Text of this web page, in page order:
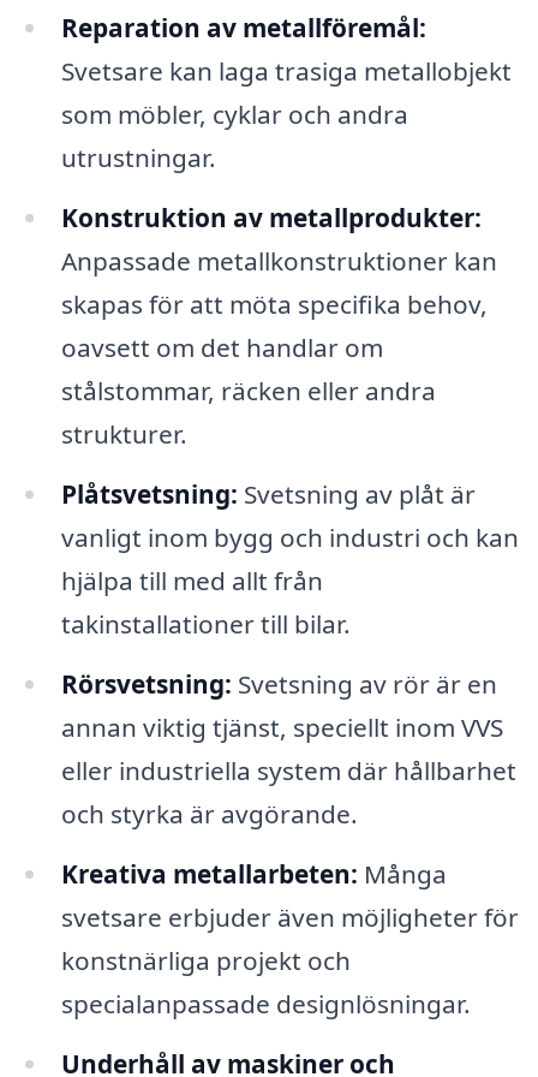
Reparation av metallföremål:
Svetsare kan laga trasiga metallobjekt
som möbler, cyklar och andra
utrustningar.
Konstruktion av metallprodukter:
Anpassade metallkonstruktioner kan
skapas för att möta specifika behov,
oavsett om det handlar om
stålstommar, räcken eller andra
strukturer.
Plåtsvetsning: Svetsning av plåt är
vanligt inom bygg och industri och kan
hjälpa till med allt från
takinstallationer till bilar.
Rörsvetsning: Svetsning av rör är en
annan viktig tjänst, speciellt inom VVS
eller industriella system där hållbarhet
och styrka är avgörande.
Kreativa metallarbeten: Många
svetsare erbjuder även möjligheter för
konstnärliga projekt och
specialanpassade designlösningar.
Underhåll av maskiner och